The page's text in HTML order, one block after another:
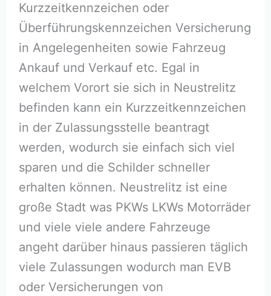
Kurzzeitkennzeichen oder
Überführungskennzeichen Versicherung
in Angelegenheiten sowie Fahrzeug
Ankauf und Verkauf etc. Egal in
welchem Vorort sie sich in Neustrelitz
befinden kann ein Kurzzeitkennzeichen
in der Zulassungsstelle beantragt
werden, wodurch sie einfach sich viel
sparen und die Schilder schneller
erhalten können. Neustrelitz ist eine
große Stadt was PKWs LKWs Motorräder
und viele viele andere Fahrzeuge
angeht darüber hinaus passieren täglich
viele Zulassungen wodurch man EVB
oder Versicherungen von